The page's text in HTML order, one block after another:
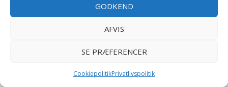
GODKEND
AFVIS
SE PRÆFERENCER
CookiepolitikPrivatlivspolitik
Sengetøj - Baby
Sengetøj - Junior